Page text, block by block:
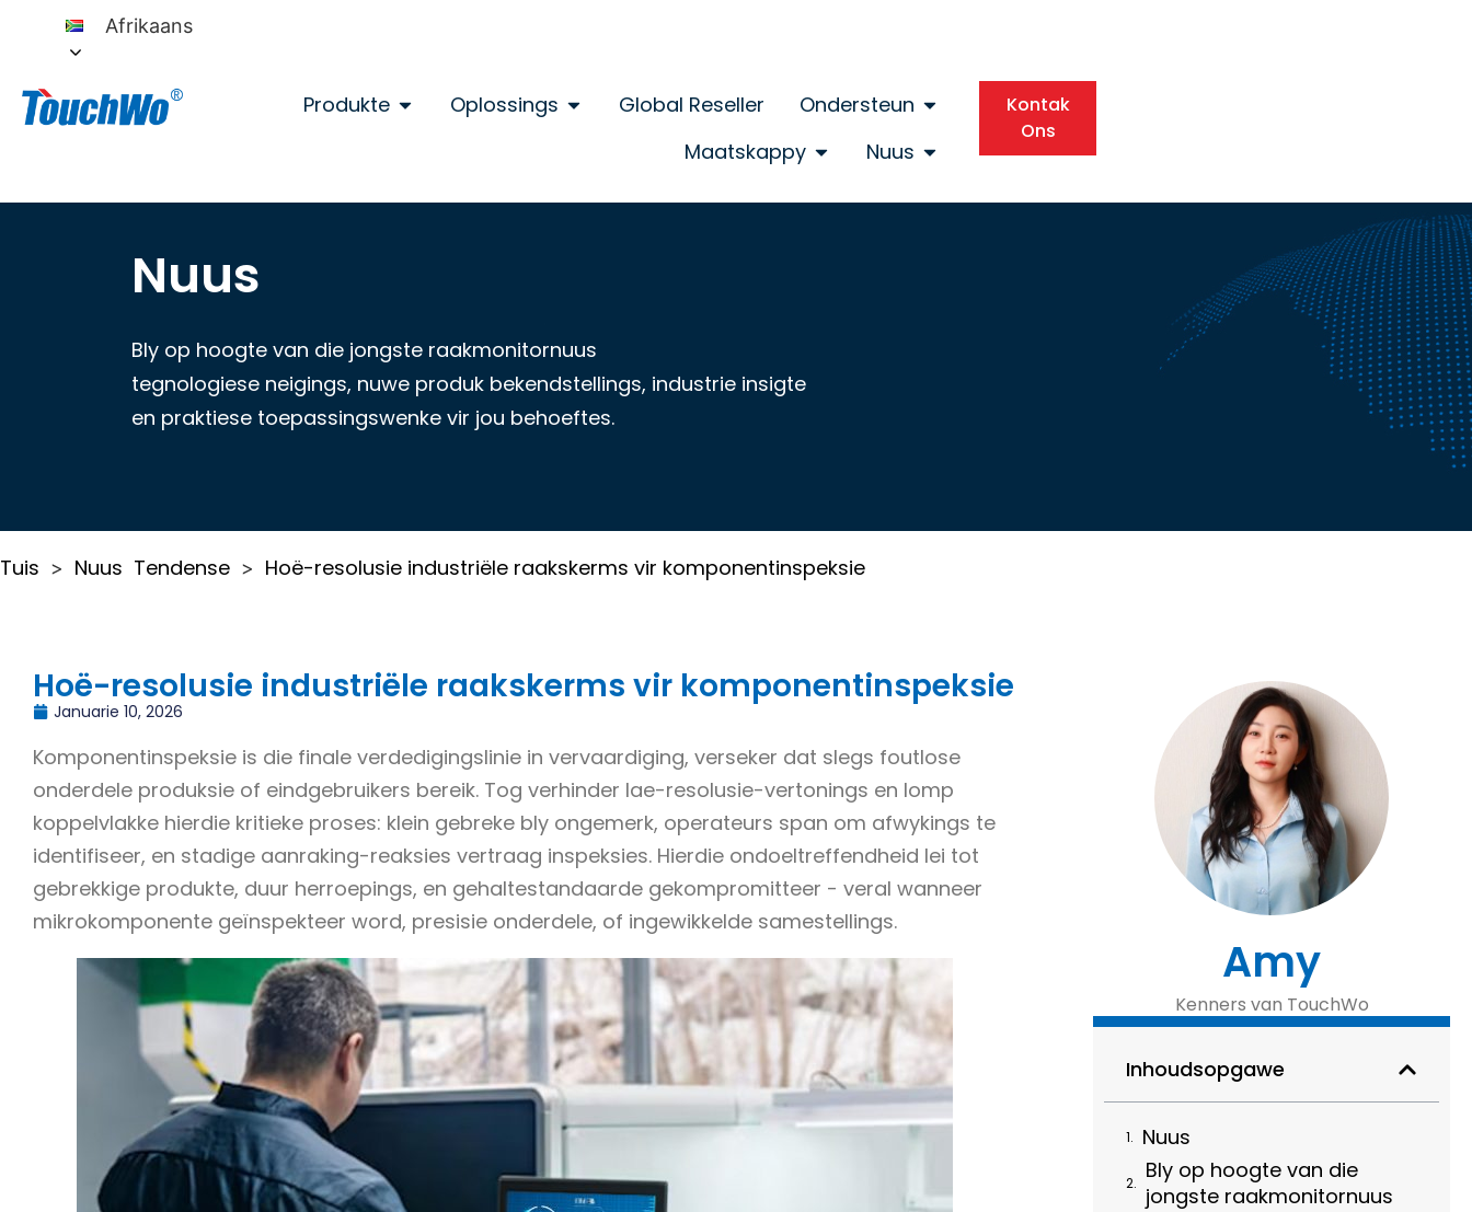
Afrikaans
Produkte Oplossings Global Reseller
Ondersteun
Maatskappy
Nuus
Kontak
Ons
Nuus
Bly op hoogte van die jongste raakmonitornuus
tegnologiese neigings, nuwe produk bekendstellings, industrie insigte
en praktiese toepassingswenke vir jou behoeftes.
Tuis > Nuus Tendense > Hoë-resolusie industriële raakskerms vir komponentinspeksie
Hoë-resolusie industriële raakskerms vir komponentinspeksie
Januarie 10, 2026
Komponentinspeksie is die finale verdedigingslinie in vervaardiging, verseker dat slegs foutlose
onderdele produksie of eindgebruikers bereik. Tog verhinder lae-resolusie-vertonings en lomp
koppelvlakke hierdie kritieke proses: klein gebreke bly ongemerk, operateurs span om afwykings te
identifiseer, en stadige aanraking-reaksies vertraag inspeksies. Hierdie ondoeltreffendheid lei tot
gebrekkige produkte, duur herroepings, en gehaltestandaarde gekompromitteer - veral wanneer
mikrokomponente geïnspekteer word, presisie onderdele, of ingewikkelde samestellings.
Amy
Kenners van TouchWo
Inhoudsopgawe
Nuus
Bly op hoogte van die
jongste raakmonitornuus